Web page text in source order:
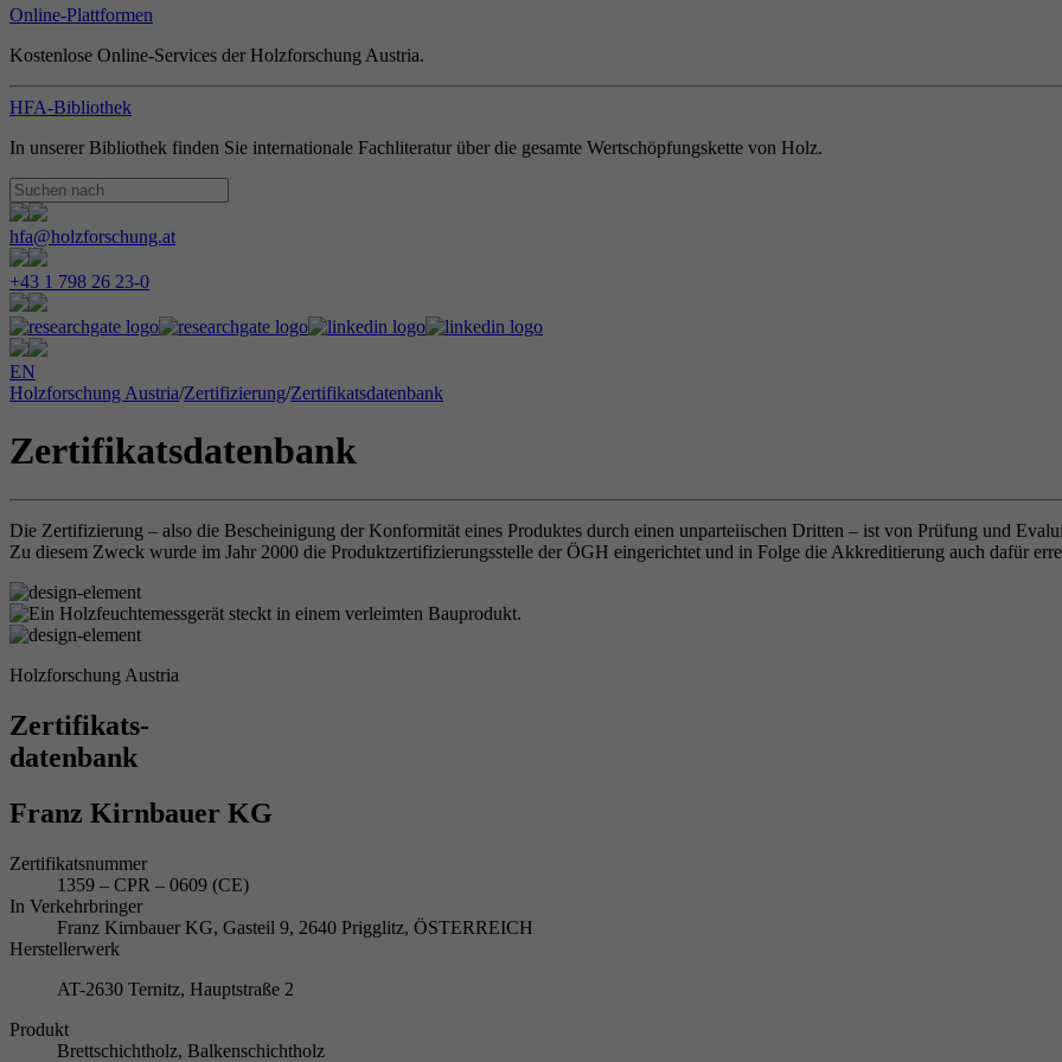
Online-Plattformen
Kostenlose Online-Services der Holzforschung Austria.
HFA-Bibliothek
In unserer Bibliothek finden Sie internationale Fachliteratur über die gesamte Wertschöpfungskette von Holz.
hfa@holzforschung.at
+43 1 798 26 23-0
EN
Holzforschung Austria/Zertifizierung/Zertifikatsdatenbank
Zertifikatsdatenbank
Die Zertifizierung – also die Bescheinigung der Konformität eines Produktes durch einen unparteiischen Dritten – ist von Prüfung und
Zu diesem Zweck wurde im Jahr 2000 die Produktzertifizierungsstelle der ÖGH eingerichtet und in Folge die Akkreditierung auch dafür
Holzforschung Austria
Zertifikats-
datenbank
Franz Kirnbauer KG
Zertifikatsnummer
1359 – CPR – 0609 (CE)
In Verkehrbringer
Franz Kirnbauer KG, Gasteil 9, 2640 Prigglitz, ÖSTERREICH
Herstellerwerk
AT-2630 Ternitz, Hauptstraße 2
Produkt
Brettschichtholz, Balkenschichtholz